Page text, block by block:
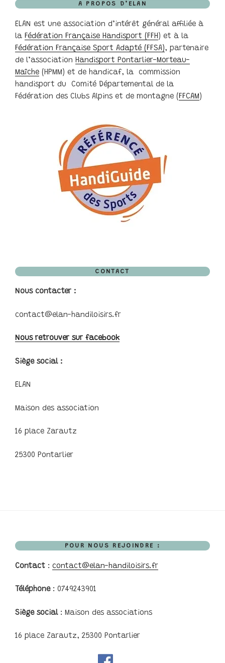
A PROPOS D’ELAN
ELAN est une association d’intérêt général affiliée à
la Fédération Française Handisport (FFH ) et à la
Fédération Française Sport Adapté (FFSA), partenaire
de l’association Handisport Pontarlier-Morteau-
Maîche (HPMM) et de handicaf, la commission
handisport du Comité Départemental de la
Fédération des Clubs Alpins et de montagne (FFCAM )
CONTACT
Nous contacter :
contact@elan-handiloisirs.fr
Nous retrouver sur facebook
Siège social :
ELAN
Maison des association
16 place Zarautz
25300 Pontarlier
POUR NOUS REJOINDRE :
Contact : contact@elan-handiloisirs.fr
Téléphone: 0749243901
Siège social: Maison des associations
16 place Zarautz, 25300 Pontarlier